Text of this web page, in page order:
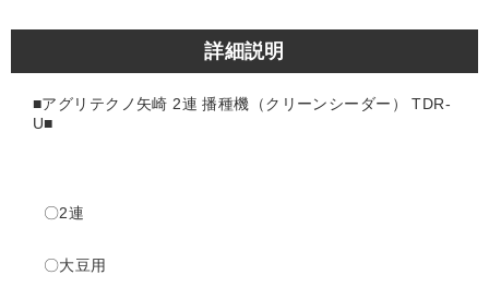
詳細説明
■アグリテクノ矢崎 2連 播種機（クリーンシーダー） TDR-
U■
〇2連
〇大豆用